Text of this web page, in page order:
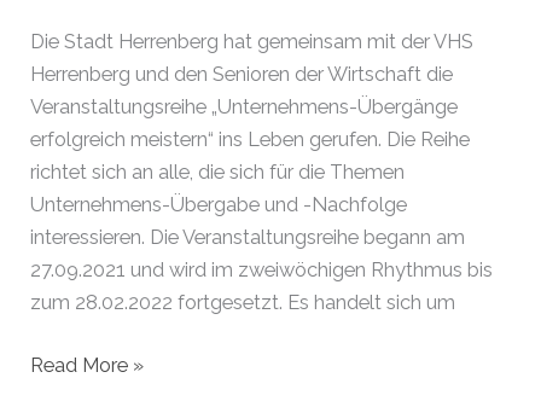
Die Stadt Herrenberg hat gemeinsam mit der VHS
Herrenberg und den Senioren der Wirtschaft die
Veranstaltungsreihe „Unternehmens-Übergänge
erfolgreich meistern“ ins Leben gerufen. Die Reihe
richtet sich an alle, die sich für die Themen
Unternehmens-Übergabe und -Nachfolge
interessieren. Die Veranstaltungsreihe begann am
27.09.2021 und wird im zweiwöchigen Rhythmus bis
zum 28.02.2022 fortgesetzt. Es handelt sich um
Unternehmens-
Read More »